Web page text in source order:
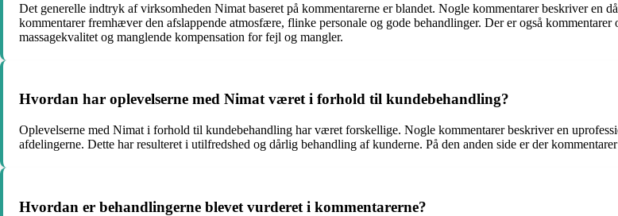
Det generelle indtryk af virksomheden Nimat baseret på kommentarerne er blandet. Nogle kommentarer beskriver en
kommentarer fremhæver den afslappende atmosfære, flinke personale og gode behandlinger. Der er også
massagekvalitet og manglende kompensation for fejl og mangler.
Hvordan har oplevelserne med Nimat været i forhold til kundebehandling?
Oplevelserne med Nimat i forhold til kundebehandling har været forskellige. Nogle kommentarer beskriver en
afdelingerne. Dette har resulteret i utilfredshed og dårlig behandling af kunderne. På den anden side er der
Hvordan er behandlingerne blevet vurderet i kommentarerne?